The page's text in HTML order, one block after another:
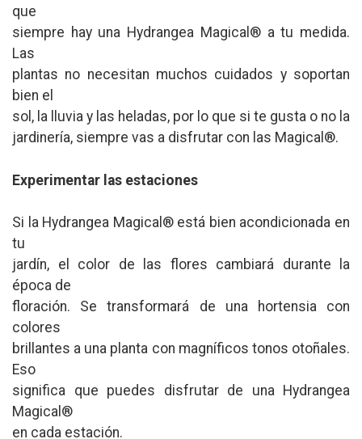
que
siempre hay una Hydrangea Magical® a tu medida.
Las
plantas no necesitan muchos cuidados y soportan
bien el
sol, la lluvia y las heladas, por lo que si te gusta o no la
jardinería, siempre vas a disfrutar con las Magical®.
Experimentar las estaciones
Si la Hydrangea Magical® está bien acondicionada en
tu
jardín, el color de las flores cambiará durante la
época de
floración. Se transformará de una hortensia con
colores
brillantes a una planta con magníficos tonos otoñales.
Eso
significa que puedes disfrutar de una Hydrangea
Magical®
en cada estación.